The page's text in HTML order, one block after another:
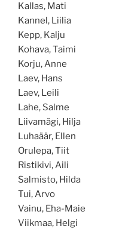
Kallas, Mati
Kannel, Liilia
Kepp, Kalju
Kohava, Taimi
Korju, Anne
Laev, Hans
Laev, Leili
Lahe, Salme
Liivamägi, Hilja
Luhaäär, Ellen
Orulepa, Tiit
Ristikivi, Aili
Salmisto, Hilda
Tui, Arvo
Vainu, Eha-Maie
Viikmaa, Helgi